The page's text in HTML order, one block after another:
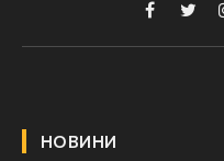
Facebook
НОВИНИ